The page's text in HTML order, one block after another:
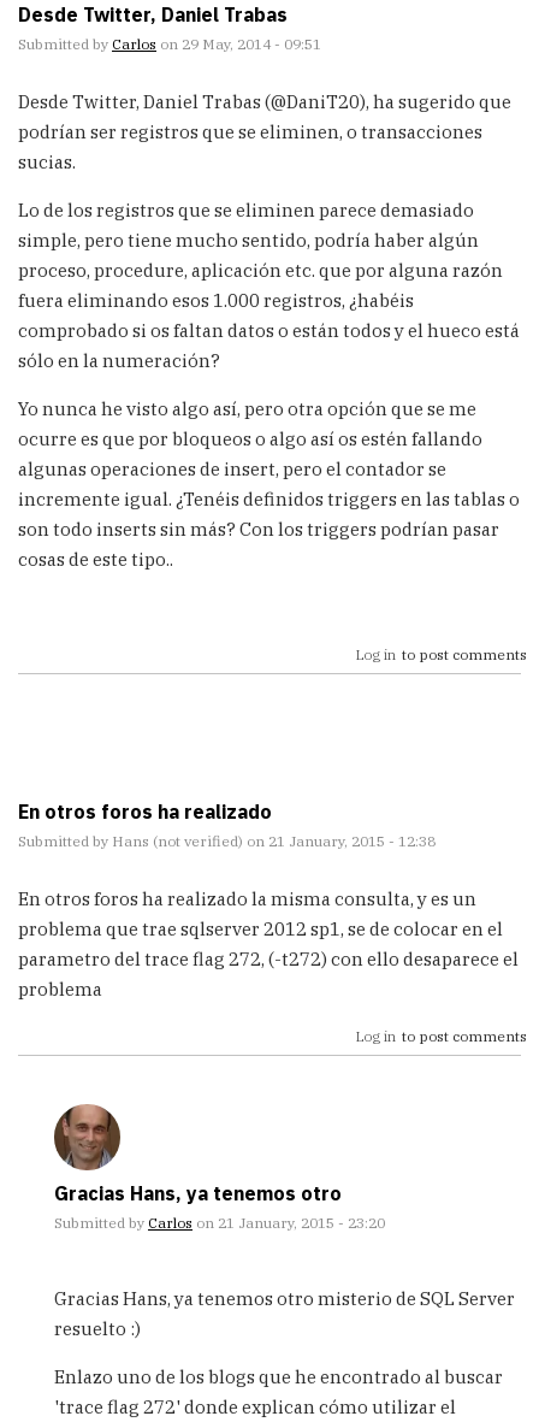
Desde Twitter, Daniel Trabas
Submitted by Carlos on 29 May, 2014 - 09:51
Desde Twitter, Daniel Trabas (@DaniT20), ha sugerido que
podrían ser registros que se eliminen, o transacciones
sucias.
Lo de los registros que se eliminen parece demasiado
simple, pero tiene mucho sentido, podría haber algún
proceso, procedure, aplicación etc. que por alguna razón
fuera eliminando esos 1.000 registros, ¿habéis
comprobado si os faltan datos o están todos y el hueco está
sólo en la numeración?
Yo nunca he visto algo así, pero otra opción que se me
ocurre es que por bloqueos o algo así os estén fallando
algunas operaciones de insert, pero el contador se
incremente igual. ¿Tenéis definidos triggers en las tablas o
son todo inserts sin más? Con los triggers podrían pasar
cosas de este tipo..
Log in to post comments
En otros foros ha realizado
Submitted by Hans (not verified) on 21 January, 2015 - 12:38
En otros foros ha realizado la misma consulta, y es un
problema que trae sqlserver 2012 sp1, se de colocar en el
parametro del trace flag 272, (-t272) con ello desaparece el
problema
Log in to post comments
Gracias Hans, ya tenemos otro
Submitted by Carlos on 21 January, 2015 - 23:20
reply
En
foros
ha
Gracias Hans, ya tenemos otro misterio de SQL Server
resuelto :)
Enlazo uno de los blogs que he encontrado al buscar
'trace flag 272' donde explican cómo utilizar el